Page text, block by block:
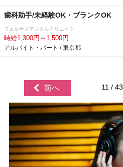
歯科助手/未経験OK・ブランクOK
フェルナスデンタルクリニック
時給1,300円～1,500円
アルバイト・パート / 東京都
前へ 11 / 43